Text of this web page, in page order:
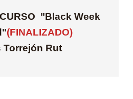
"Black Week
(FINALIZADO)
Torrejón Rut